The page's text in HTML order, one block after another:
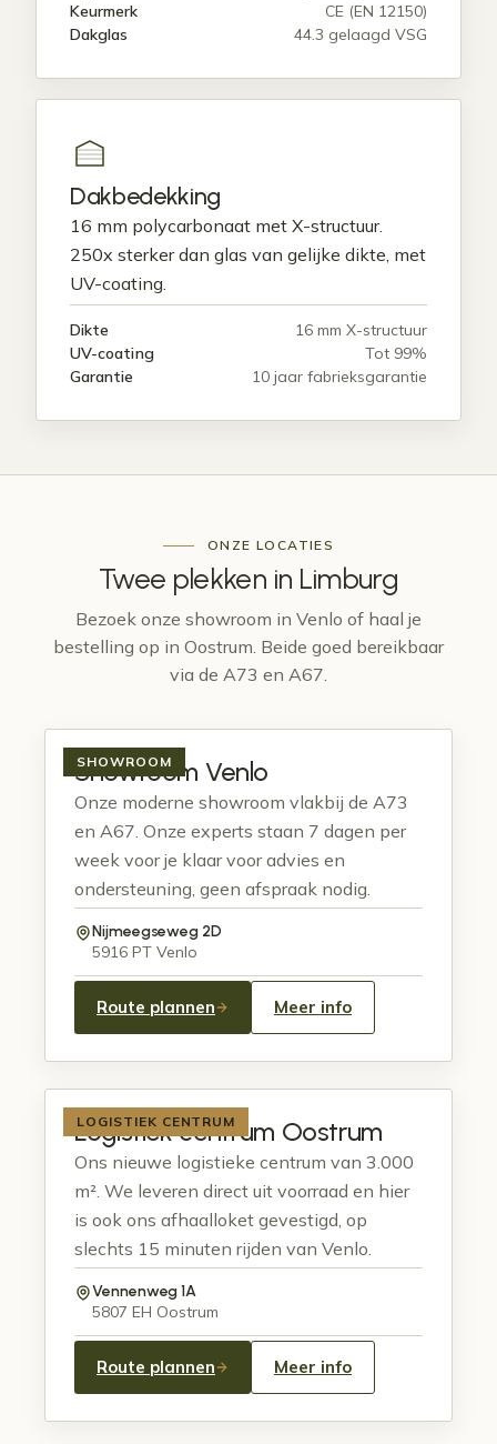
Keurmerk
CE (EN 12150)
Dakglas
44.3 gelaagd VSG
Dakbedekking
16 mm polycarbonaat met X-structuur.
250x sterker dan glas van gelijke dikte, met
UV-coating.
Dikte
16 mm X-structuur
UV-coating
Tot 99%
Garantie
10 jaar fabrieksgarantie
ONZE LOCATIES
Twee plekken in Limburg
Bezoek onze showroom in Venlo of haal je
bestelling op in Oostrum. Beide goed bereikbaar
via de A73 en A67.
SHOWROOM
Showroom Venlo
Onze moderne showroom vlakbij de A73
en A67. Onze experts staan 7 dagen per
week voor je klaar voor advies en
ondersteuning, geen afspraak nodig.
Nijmeegseweg 2D
5916 PT Venlo
Route plannen Meer info
LOGISTIEK CENTRUM
Logistiek centrum Oostrum
Ons nieuwe logistieke centrum van 3.000
m². We leveren direct uit voorraad en hier
is ook ons afhaalloket gevestigd, op
slechts 15 minuten rijden van Venlo.
Vennenweg 1A
5807 EH Oostrum
Route plannen Meer info